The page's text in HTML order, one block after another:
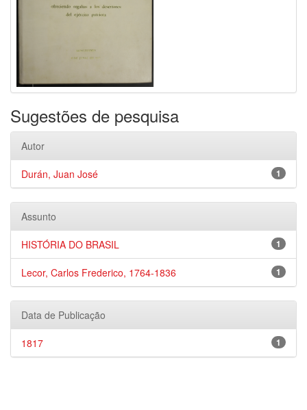
Sugestões de pesquisa
Autor
1
Durán, Juan José
Assunto
1
HISTÓRIA DO BRASIL
1
Lecor, Carlos Frederico, 1764-1836
Data de Publicação
1
1817